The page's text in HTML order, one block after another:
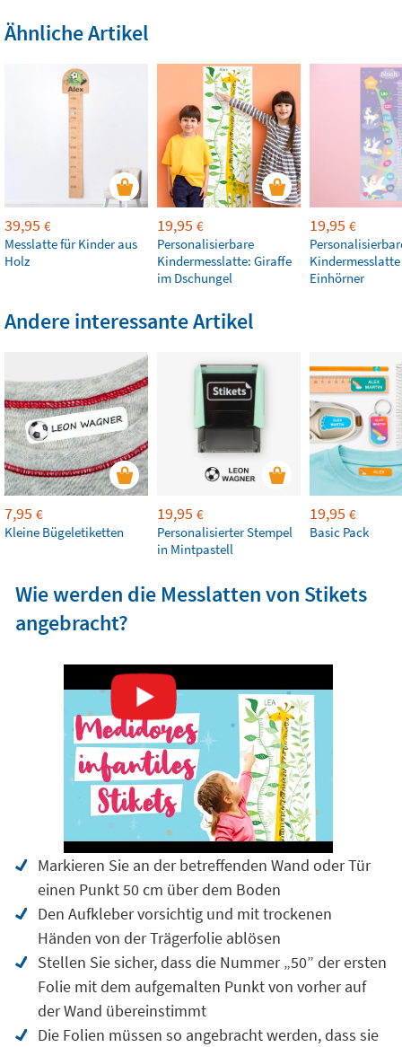
Ähnliche Artikel
39,95 €
Messlatte für Kinder aus
Holz
19,95 €
Personalisierbare
Kindermesslatte: Giraffe
im Dschungel
19,95 €
Kindermesslatte
Einhörner
Andere interessante Artikel
7,95 €
Kleine Bügeletiketten
19,95 €
Personalisierter Stempel
in Mintpastell
19,95 €
Basic Pack
Wie werden die Messlatten von Stikets
angebracht?
Markieren Sie an der betreffenden Wand oder Tür
einen Punkt 50 cm über dem Boden
Den Aufkleber vorsichtig und mit trockenen
Händen von der Trägerfolie ablösen
Stellen Sie sicher, dass die Nummer „50” der ersten
Folie mit dem aufgemalten Punkt von vorher auf
der Wand übereinstimmt
Die Folien müssen so angebracht werden, dass sie